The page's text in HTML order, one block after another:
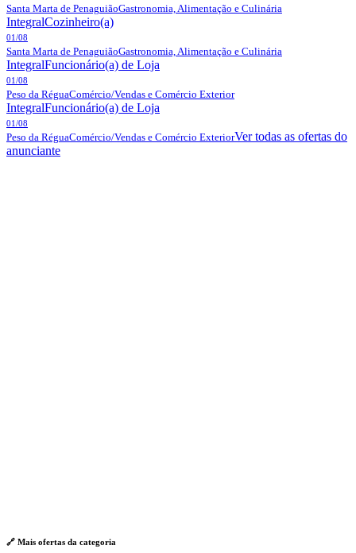
Santa Marta de PenaguiãoGastronomia, Alimentação e Culinária
IntegralCozinheiro(a)
01/08
Santa Marta de PenaguiãoGastronomia, Alimentação e Culinária
IntegralFuncionário(a) de Loja
01/08
Peso da RéguaComércio/Vendas e Comércio Exterior
IntegralFuncionário(a) de Loja
01/08
Peso da RéguaComércio/Vendas e Comércio ExteriorVer todas as ofertas do
anunciante
🔗 Mais ofertas da categoria